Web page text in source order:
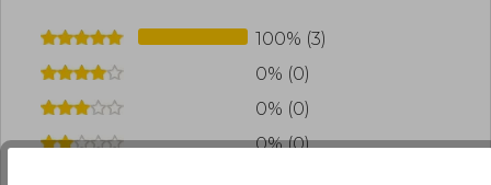
100% (3)
0% (0)
0% (0)
0% (0)